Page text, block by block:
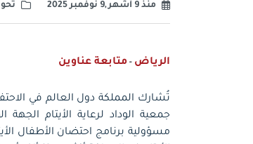
منذ 9 أشهر ,9 نوفمبر 2025
الرياض - متابعة عناوين
تُشارك المملكة دول العالم في
جمعية الوداد لرعاية الأيتام الجهة
مسؤولية برنامج احتضان الأطفال